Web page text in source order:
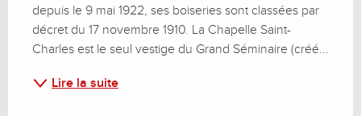
depuis le 9 mai 1922, ses boiseries sont classées par
décret du 17 novembre 1910. La Chapelle Saint-
Charles est le seul vestige du Grand Séminaire (créé...
Lire la suite